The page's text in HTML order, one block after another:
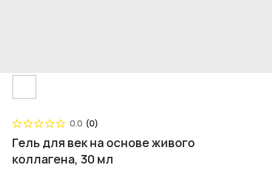
0.0 (0)
Гель для век на основе живого
коллагена, 30 мл